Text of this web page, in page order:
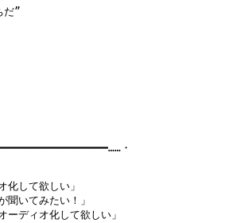
だ”
・
化して欲しい」
聞いてみたい！」
ーディオ化して欲しい」